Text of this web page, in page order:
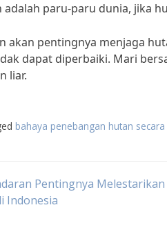
adalah paru-paru dunia, jika
akan pentingnya menjaga
dapat diperbaiki. Mari
liar.
bahaya penebangan hutan
Pentingnya Melestarikan
Indonesia